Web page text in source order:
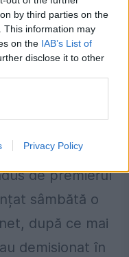
by third parties on the
This information may
on the IAB’s List of
disclose it to other
Privacy Policy
la Atena,
cu fonduri UE
de premierul
sâmbătă o
după ce mai
demisionat în